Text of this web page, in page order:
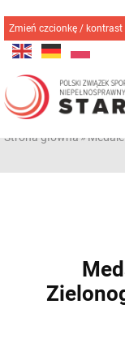
do
treści
Zmień czcionkę / kontrast
Strona główna»